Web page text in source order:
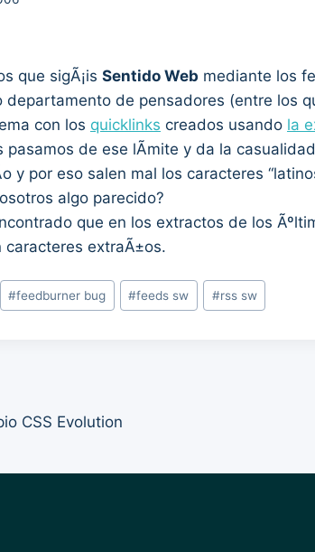
que sigÃ¡is Sentido Web mediante los
departamento de pensadores (entre los
con los quicklinks creados usando la
pasamos de ese lÃ­mite y da la
y por eso salen mal los caracteres
algo parecido?
que en los extractos de los
extraÃ±os.
#feedburner bug #feeds sw #rss sw
CSS Evolution